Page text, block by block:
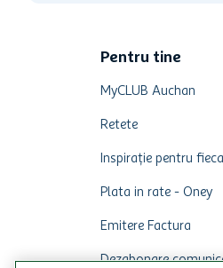
Pentru tine
MyCLUB Auchan
Retete
Inspirație pentru
Plata in rate - Oney
Emitere Factura
Dezabonare